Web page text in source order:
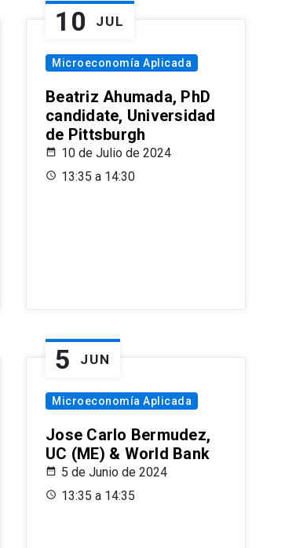
10 JUL
Microeconomía Aplicada
Beatriz Ahumada, PhD
candidate, Universidad
de Pittsburgh
10 de Julio de 2024
13:35 a 14:30
5 JUN
Microeconomía Aplicada
Jose Carlo Bermudez,
UC (ME) & World Bank
5 de Junio de 2024
13:35 a 14:35